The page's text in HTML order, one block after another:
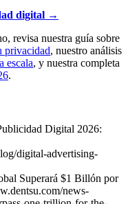
digital →
revisa nuestra guía sobre
privacidad, nuestro análisis
escala, y nuestra completa
.
Digital 2026:
digital-advertising-
Superará $1 Billón por
news-